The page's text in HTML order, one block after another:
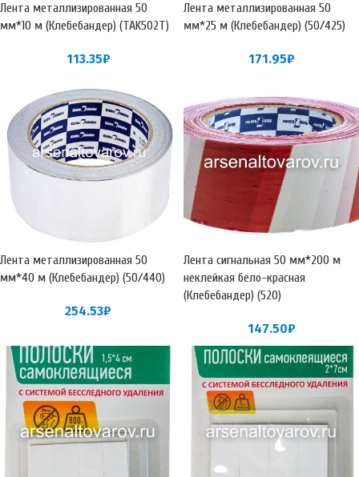
Лента металлизированная 50
мм*10 м (Клебебандер) (TAK502T)
113.35₽
Лента металлизированная 50
мм*25 м (Клебебандер) (50/425)
171.95₽
Лента металлизированная 50
мм*40 м (Клебебандер) (50/440)
254.53₽
Лента сигнальная 50 мм*200 м
неклейкая бело-красная
(Клебебандер) (520)
147.50₽